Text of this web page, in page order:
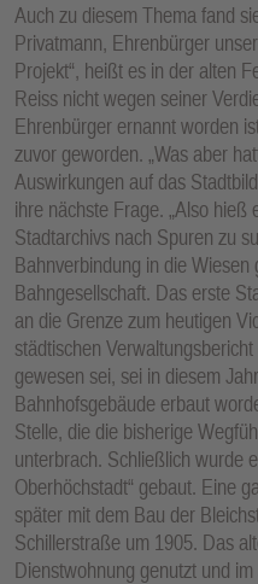
Auch zu diesem Thema fand
Privatmann, Ehrenbürger
Projekt“, heißt es in der alten
Reiss nicht wegen seiner
Ehrenbürger ernannt worden
zuvor geworden. „Was aber
Auswirkungen auf das
ihre nächste Frage. „Also hieß
Stadtarchivs nach Spuren zu
Bahnverbindung in die
Bahngesellschaft. Das erste
an die Grenze zum heutigen
städtischen
gewesen sei, sei in diesem
Bahnhofsgebäude erbaut
Stelle, die die bisherige
unterbrach. Schließlich wurde
Oberhöchstadt“ gebaut. Eine
später mit dem Bau der
Schillerstraße um 1905. Das
Dienstwohnung genutzt und